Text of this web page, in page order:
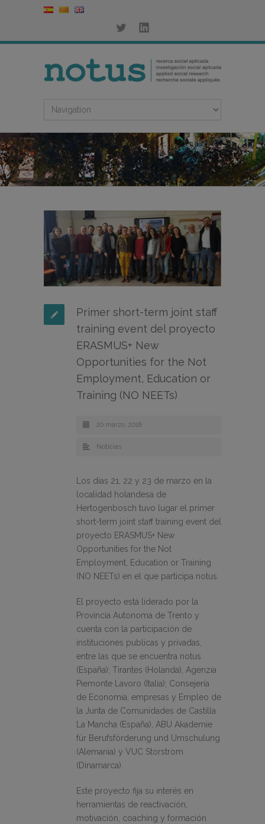
Primer short-term joint staff
training event del proyecto
ERASMUS+ New
Opportunities for the Not
Employment, Education or
Training (NO NEETs)
20 marzo, 2018
Noticias
Los dias 21, 22 y 23 de marzo en la
localidad holandesa de
Hertogenbosch tuvo lugar el primer
short-term joint staff training event del
proyecto ERASMUS+ New
Opportunities for the Not
Employment, Education or Training
(NO NEETs) en el que participa notus.
El proyecto está liderado por la
Provincia Autonoma de Trento y
cuenta con la participación de
instituciones publicas y privadas,
entre las que se encuentra notus
(España); Tirantes (Holanda), Agenzia
Piemonte Lavoro (Italia); Consejería
de Economia, empresas y Empleo de
la Junta de Comunidades de Castilla
La Mancha (España), ABU Akademie
für Berufsförderung und Umschulung
(Alemania) y VUC Storstrom
(Dinamarca).
Este proyecto fija su interés en
herramientas de reactivación,
motivación, coaching y formación